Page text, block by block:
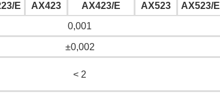
E AX423 AX423/E AX523 AX523/E
0,001
±0,002
< 2